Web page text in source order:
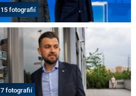
15 fotografií
7 fotografií